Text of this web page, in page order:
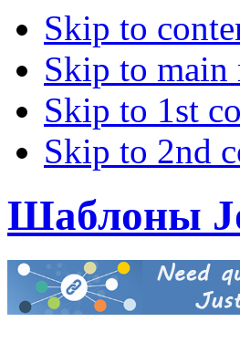
Skip to
Skip to main
Skip to 1st
Skip to 2nd
Шаблоны